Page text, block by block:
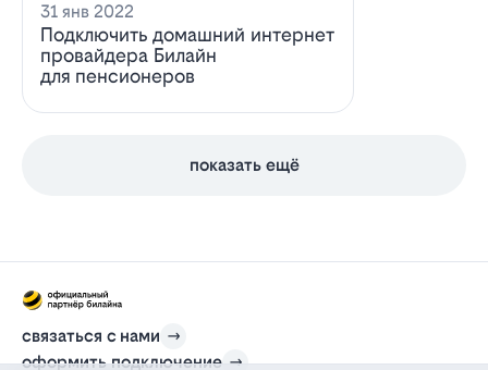
31 янв 2022
Подключить домашний интернет
провайдера Билайн
для пенсионеров
показать ещё
связаться с нами
оформить подключение